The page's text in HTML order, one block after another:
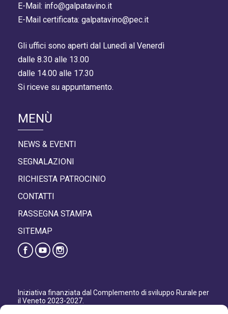
E-Mail: info@galpatavino.it
E-Mail certificata: galpatavino@pec.it
Gli uffici sono aperti dal Lunedì al Venerdì
dalle 8.30 alle 13.00
dalle 14.00 alle 17.30
Si riceve su appuntamento.
MENÙ
NEWS & EVENTI
SEGNALAZIONI
RICHIESTA PATROCINIO
CONTATTI
RASSEGNA STAMPA
SITEMAP
Iniziativa finanziata dal Complemento di sviluppo Rurale per
il Veneto 2023-2027.